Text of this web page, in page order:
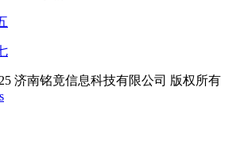
济南铭竟信息科技有限公司 版权所有